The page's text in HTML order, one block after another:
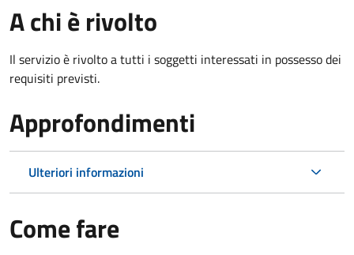
A chi è rivolto
Il servizio è rivolto a tutti i soggetti interessati in possesso dei
requisiti previsti.
Approfondimenti
Ulteriori informazioni
Come fare